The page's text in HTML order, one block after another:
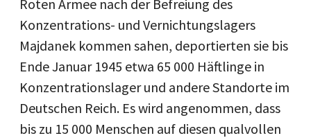
Roten Armee nach der Befreiung des
Konzentrations- und Vernichtungslagers
Majdanek kommen sahen, deportierten sie bis
Ende Januar 1945 etwa 65 000 Häftlinge in
Konzentrationslager und andere Standorte im
Deutschen Reich. Es wird angenommen, dass
bis zu 15 000 Menschen auf diesen qualvollen